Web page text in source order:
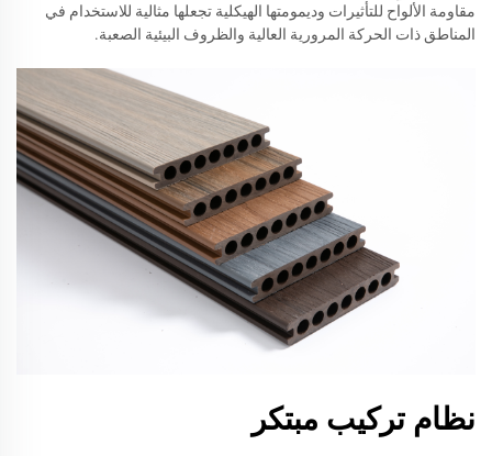
مقاومة الألواح للتأثيرات وديمومتها الهيكلية تجعلها مثالية للاستخدام في
المناطق ذات الحركة المرورية العالية والظروف البيئية الصعبة.
نظام تركيب مبتكر